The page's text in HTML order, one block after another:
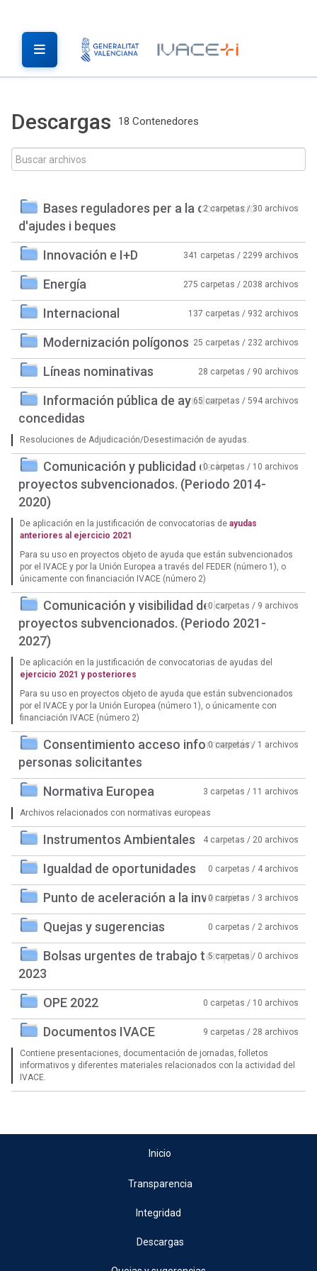
Descargas 18 Contenedores
Bases reguladores per a la concessió
d'ajudes i beques
2 carpetas / 30 archivos
Innovación e I+D 341 carpetas / 2299 archivos
Energía 275 carpetas / 2038 archivos
Internacional 137 carpetas / 932 archivos
Modernización polígonos 25 carpetas / 232 archivos
Líneas nominativas 28 carpetas / 90 archivos
Información pública de ayudas
concedidas
65 carpetas / 594 archivos
Resoluciones de Adjudicación/Desestimación de ayudas.
Comunicación y publicidad de los
proyectos subvencionados. (Periodo 2014-
2020)
0 carpetas / 10 archivos
De aplicación en la justificación de convocatorias de ayudas
anteriores al ejercicio 2021
Para su uso en proyectos objeto de ayuda que están subvencionados
por el IVACE y por la Unión Europea a través del FEDER (número 1), o
únicamente con financiación IVACE (número 2)
Comunicación y visibilidad de los
proyectos subvencionados. (Periodo 2021-
2027)
0 carpetas / 9 archivos
De aplicación en la justificación de convocatorias de ayudas del
ejercicio 2021 y posteriores
Para su uso en proyectos objeto de ayuda que están subvencionados
por el IVACE y por la Unión Europea (número 1), o únicamente con
financiación IVACE (número 2)
Consentimiento acceso información
personas solicitantes
0 carpetas / 1 archivos
Normativa Europea 3 carpetas / 11 archivos
Archivos relacionados con normativas europeas
Instrumentos Ambientales 4 carpetas / 20 archivos
Igualdad de oportunidades 0 carpetas / 4 archivos
Punto de aceleración a la inversión0 carpetas / 3 archivos
Quejas y sugerencias 0 carpetas / 2 archivos
Bolsas urgentes de trabajo temporal
2023
5 carpetas / 0 archivos
OPE 2022 0 carpetas / 10 archivos
Documentos IVACE 9 carpetas / 28 archivos
Contiene presentaciones, documentación de jornadas, folletos
informativos y diferentes materiales relacionados con la actividad del
IVACE.
Inicio
Transparencia
Integridad
Descargas